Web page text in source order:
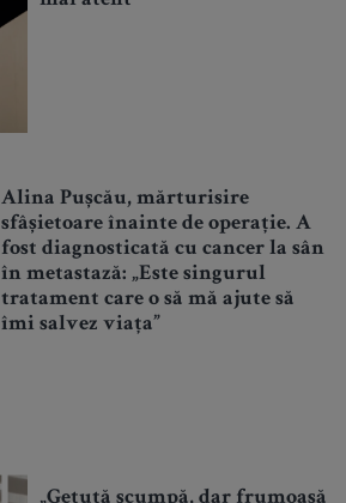
Alina Pușcău, mărturisire
sfâșietoare înainte de operație. A
fost diagnosticată cu cancer la sân
în metastază: „Este singurul
tratament care o să mă ajute să
îmi salvez viața”
„Getuță scumpă, dar frumoasă